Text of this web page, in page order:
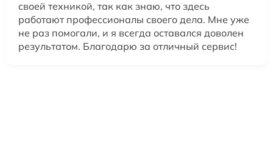
своей техникой, так как знаю, что здесь
работают профессионалы своего дела. Мне уже
не раз помогали, и я всегда оставался доволен
результатом. Благодарю за отличный сервис!